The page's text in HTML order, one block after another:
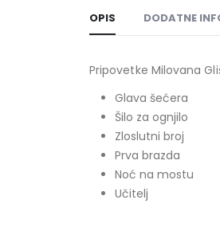
OPIS DODATNE
Pripovetke Milovana
Glava šećera
Šilo za ognjilo
Zloslutni broj
Prva brazda
Noć na mostu
Učitelj